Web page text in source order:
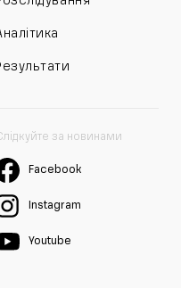
за новинами
Facebook
Instagram
Youtube